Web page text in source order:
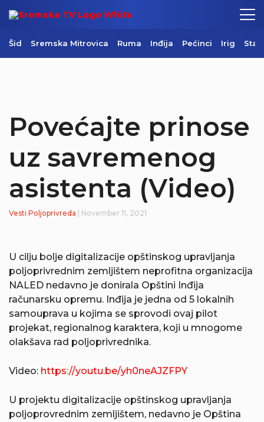
Šid Sremska Mitrovica Ruma Inđija Pećinci Irig
Povećajte prinose
uz savremenog
asistenta (Video)
Vesti Poljoprivreda | November 11, 2021
U cilju bolje digitalizacije opštinskog upravljanja
poljoprivrednim zemljištem neprofitna organizacija
NALED nedavno je donirala Opštini Inđija
računarsku opremu. Inđija je jedna od 5 lokalnih
samouprava u kojima se sprovodi ovaj pilot
projekat, regionalnog karaktera, koji u mnogome
olakšava rad poljoprivrednika.
Video: https://youtu.be/yh0neAJZFPY
U projektu digitalizacije opštinskog upravljanja
poljoprovrednim zemljištem, nedavno je Opština